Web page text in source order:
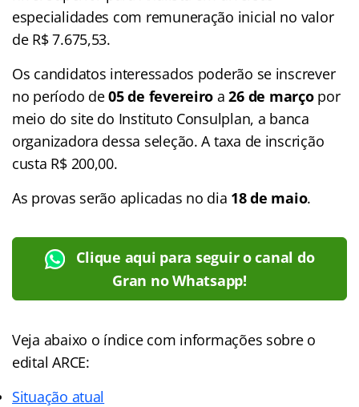
especialidades com remuneração inicial no valor
de R$ 7.675,53.
Os candidatos interessados poderão se inscrever
no período de05 de fevereiro a26 de marçopor
meio do site do Instituto Consulplan, a banca
organizadora dessa seleção. A taxa de inscrição
custa R$ 200,00.
As provas serão aplicadas no dia 18 de maio.
Clique aqui para seguir o canal do
Gran no Whatsapp!
Veja abaixo o índicecom informações sobre o
edital ARCE:
Situação atual